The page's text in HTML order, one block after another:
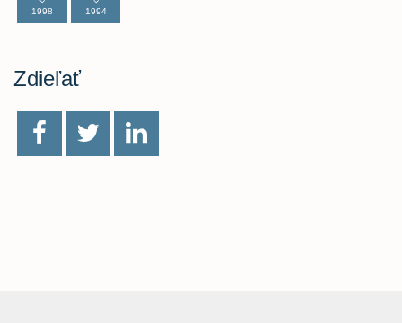
1998
1994
Zdieľať